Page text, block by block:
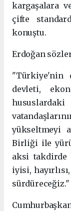
kargaşalara
çifte
konuştu.
Erdoğan
"Türkiye'nin
devleti,
yükseltmeyi
Birliği ile
aksi takdirde
iyisi,
sürdüreceğiz."